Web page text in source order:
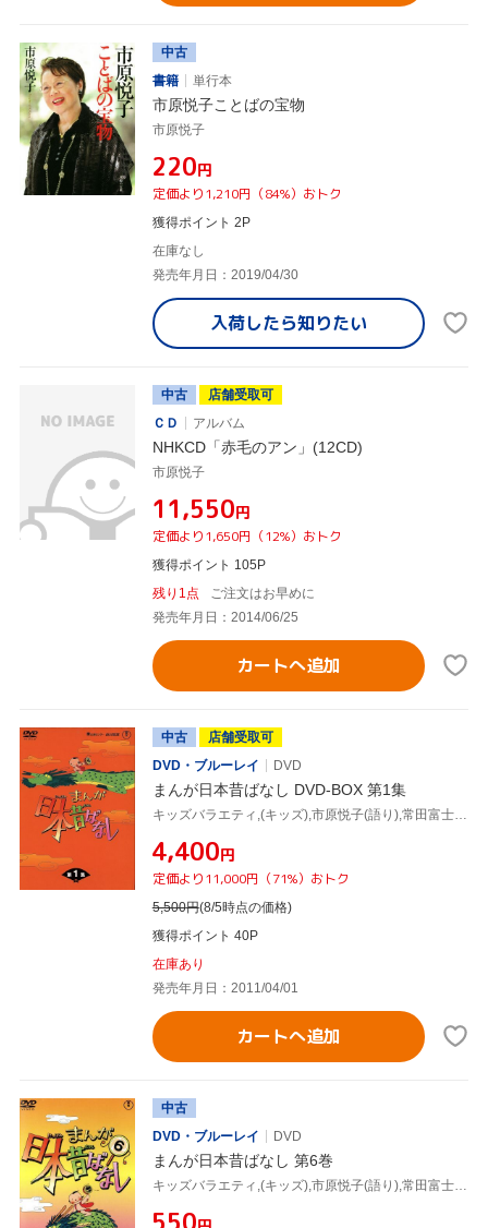
中古
書籍
単行本
市原悦子ことばの宝物
市原悦子
¥220円
定価より1,210円（84%）おトク
獲得ポイント 2P
在庫なし
発売年月日：2019/04/30
入荷したら知りたい
中古
店舗受取可
ＣＤ
アルバム
NHKCD「赤毛のアン」(12CD)
市原悦子
¥11,550円
定価より1,650円（12%）おトク
獲得ポイント 105P
残り1点
ご注文はお早めに
発売年月日：2014/06/25
カートへ追加
中古
店舗受取可
DVD・ブルーレイ
DVD
まんが日本昔ばなし DVD-BOX 第1集
キッズバラエティ,(キッズ),市原悦子(語り),常田富士男(語り),北原じゅん(音楽),愛プロ(音楽)
¥4,400円
定価より11,000円（71%）おトク
5,500円(8/5時点の価格)
獲得ポイント 40P
在庫あり
発売年月日：2011/04/01
カートへ追加
中古
DVD・ブルーレイ
DVD
まんが日本昔ばなし 第6巻
キッズバラエティ,(キッズ),市原悦子(語り),常田富士男(語り),北原じゅん(音楽),愛プロ(音楽)